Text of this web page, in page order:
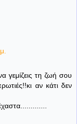
γεμίζεις τη ζωή σου
αν κάτι δεν